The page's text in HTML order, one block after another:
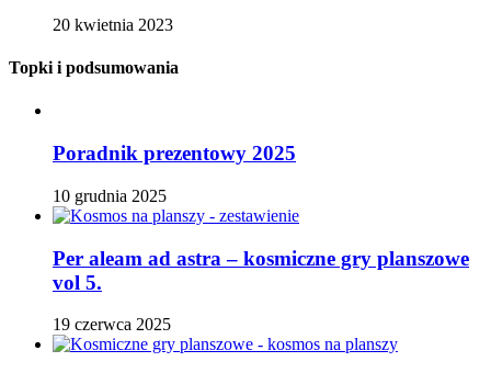
20 kwietnia 2023
Topki i podsumowania
Poradnik prezentowy 2025
10 grudnia 2025
Per aleam ad astra – kosmiczne gry planszowe
vol 5.
19 czerwca 2025